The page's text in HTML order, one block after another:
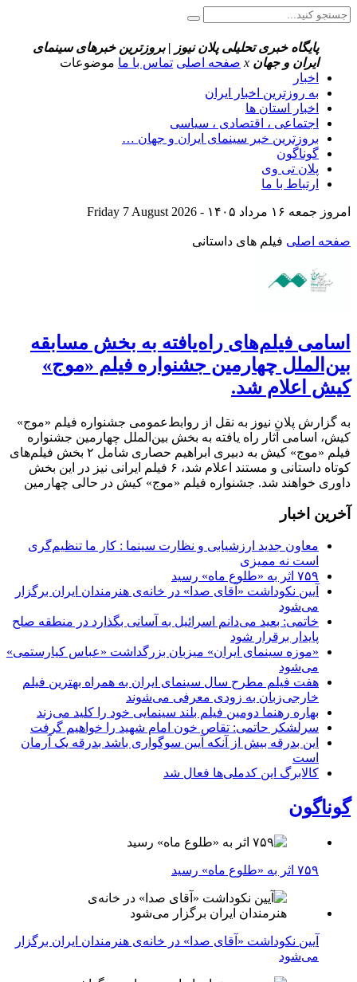
پایگاه خبری تحلیلی پلان نیوز | بروزترین خبرهای سینمای
ایران و جهان x صفحه اصلی تماس با ما موضوعات
اخبار
به روزترین اخبار ایران
اخبار استان ها
اجتماعی ، اقتصادی ، سیاسی
بروزترین خبر سینمای ایران و جهان …
گوناگون
پلان تی وی
ارتباط با ما
امروز جمعه ۱۶ مرداد ۱۴۰۵ - Friday 7 August 2026
صفحه اصلی فیلم های داستانی
اسامی فیلم‌های راه‌یافته به بخش مسابقه
بین‌الملل چهارمین جشنواره فیلم «موج»
کیش اعلام شد.
به گزارش پلان نیوز به نقل از روابط‌عمومی جشنواره فیلم «موج»
کیش، اسامی آثار راه یافته به بخش بین‌الملل چهارمین جشنواره
فیلم «موج» کیش به دبیری ابراهیم حصاری شامل ۲ بخش فیلم‌های
کوتاه داستانی و مستند اعلام شد، ۶ فیلم ایرانی نیز در این بخش
داوری خواهند شد. جشنواره فیلم «موج» کیش در حالی چهارمین
آخرین اخبار
معاون جدید ارزشیابی و نظارت سینما : کار ما تنظیم‌گری
است نه ممیزی
۷۵۹ اثر به «طلوع ماه» رسید
آیین نکوداشت «آقای صدا» در خانه‌ی هنرمندان ایران برگزار
می‌شود
خاتمی: بعید می‌دانم اسرائیل به آسانی بگذارد در منطقه صلح
پایدار برقرار شود
«موزه سینمای ایران» میزبان بزرگداشت «عباس کیارستمی»
می‌شود
هفت فیلم مطرح سال سینمای ایران به همراه بهترین فیلم
خارجی‌زبان به زودی معرفی می‌شوند
بهاره رهنما دومین فیلم بلند سینمایی خود را کلید می‌زند
سرلشکر حاتمی: تقاص خون امام شهید را خواهیم گرفت
این بدرقه بیش از آنکه آیین سوگواری باشد بدرقه یک آرمان
است
کالابرگ این کدملی‌ها فعال شد
گوناگون
۷۵۹ اثر به «طلوع ماه» رسید
آیین نکوداشت «آقای صدا» در خانه‌ی هنرمندان ایران برگزار
می‌شود